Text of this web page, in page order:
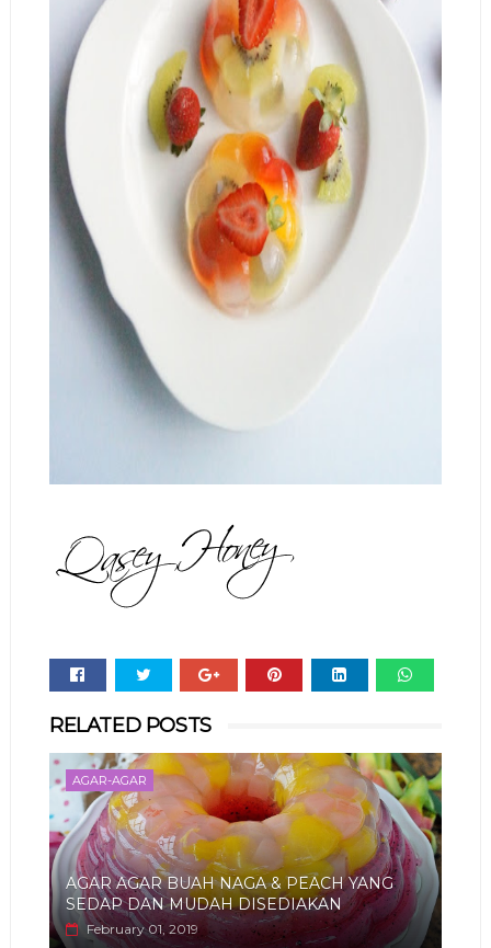
RELATED POSTS
AGAR-AGAR
AGAR AGAR BUAH NAGA & PEACH YANG
SEDAP DAN MUDAH DISEDIAKAN
February 01, 2019